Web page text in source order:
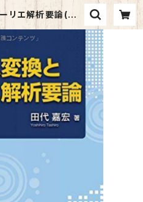
リエ解析要論(第2
ックス関大前店(店
ーダー用)